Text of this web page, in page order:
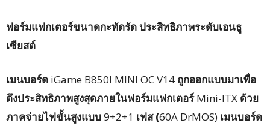
ฟอร์มแฟกเตอร์ขนาดกะทัดรัด ประสิทธิภาพระดับเอนธู
เซียสต์
เมนบอร์ด iGame B850I MINI OC V14 ถูกออกแบบมาเพื่อ
ดึงประสิทธิภาพสูงสุดภายในฟอร์มแฟกเตอร์Mini-ITX ด้วย
ภาคจ่ายไฟขั้นสูงแบบ9+2+1 เฟส (60A DrMOS) เมนบอร์ด